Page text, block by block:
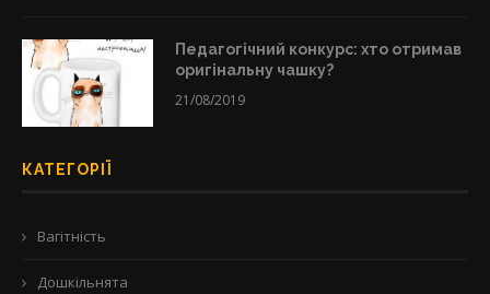
Педагогічний конкурс: хто отримав
оригінальну чашку?
21/08/2019
КАТЕГОРІЇ
Вагітність
Дошкільнята